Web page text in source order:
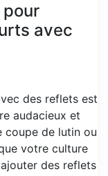
avec
des reflets est
audacieux et
coupe de lutin ou
votre culture
des reflets